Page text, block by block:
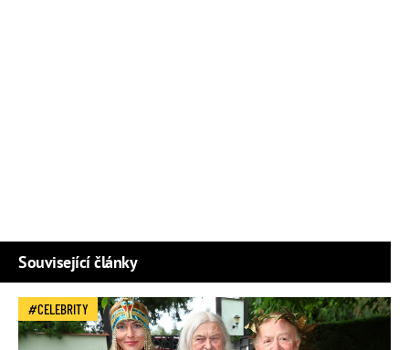
Související články
CELEBRITY